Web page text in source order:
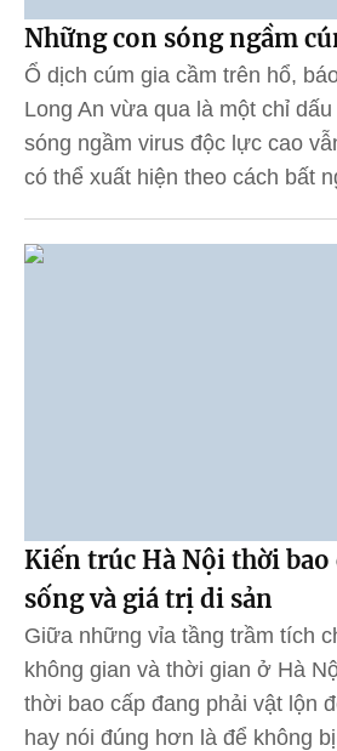
Những con sóng ngầm
Ổ dịch cúm gia cầm trên hổ,
Long An vừa qua là một chỉ
sóng ngầm virus độc lực cao
có thể xuất hiện theo cách bất
Kiến trúc Hà Nội thời bao
sống và giá trị di sản
Giữa những vỉa tầng trầm tích
không gian và thời gian ở Hà
thời bao cấp đang phải vật lộn
hay nói đúng hơn là để không